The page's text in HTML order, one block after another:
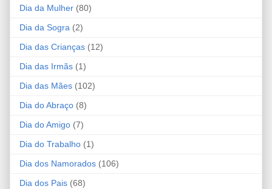
Dia da Mulher (80)
Dia da Sogra (2)
Dia das Crianças (12)
Dia das Irmãs (1)
Dia das Mães (102)
Dia do Abraço (8)
Dia do Amigo (7)
Dia do Trabalho (1)
Dia dos Namorados (106)
Dia dos Pais (68)